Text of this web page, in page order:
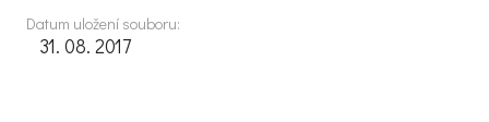
Datum uložení souboru:
31. 08. 2017